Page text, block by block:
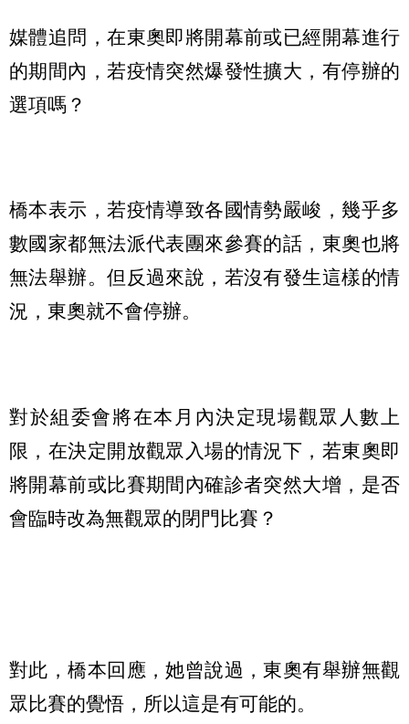
媒體追問，在東奧即將開幕前或已經開幕進行
的期間內，若疫情突然爆發性擴大，有停辦的
選項嗎？
橋本表示，若疫情導致各國情勢嚴峻，幾乎多
數國家都無法派代表團來參賽的話，東奧也將
無法舉辦。但反過來說，若沒有發生這樣的情
況，東奧就不會停辦。
對於組委會將在本月內決定現場觀眾人數上
限，在決定開放觀眾入場的情況下，若東奧即
將開幕前或比賽期間內確診者突然大增，是否
會臨時改為無觀眾的閉門比賽？
對此，橋本回應，她曾說過，東奧有舉辦無觀
眾比賽的覺悟，所以這是有可能的。